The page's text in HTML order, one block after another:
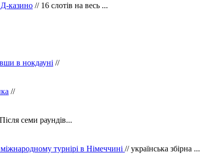
казино // 16 слотів на весь ...
в нокдауні //
//
семи раундів...
турнірі в Німеччині // українська збірна ...